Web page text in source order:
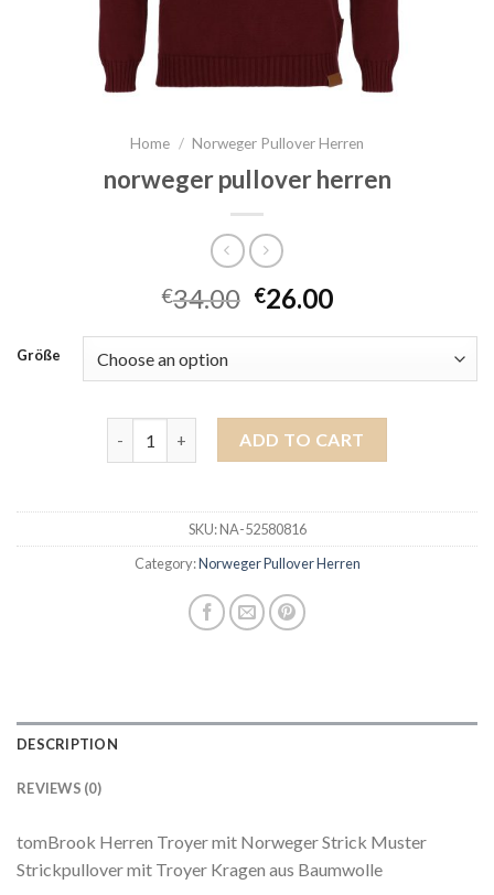
Home / Norweger Pullover Herren
norweger pullover herren
€34.00 €26.00
Größe
norweger pullover herren quantity
ADD TO CART
SKU:NA-52580816
Category:Norweger Pullover Herren
DESCRIPTION
REVIEWS (0)
tomBrook Herren Troyer mit Norweger Strick Muster
Strickpullover mit Troyer Kragen aus Baumwolle